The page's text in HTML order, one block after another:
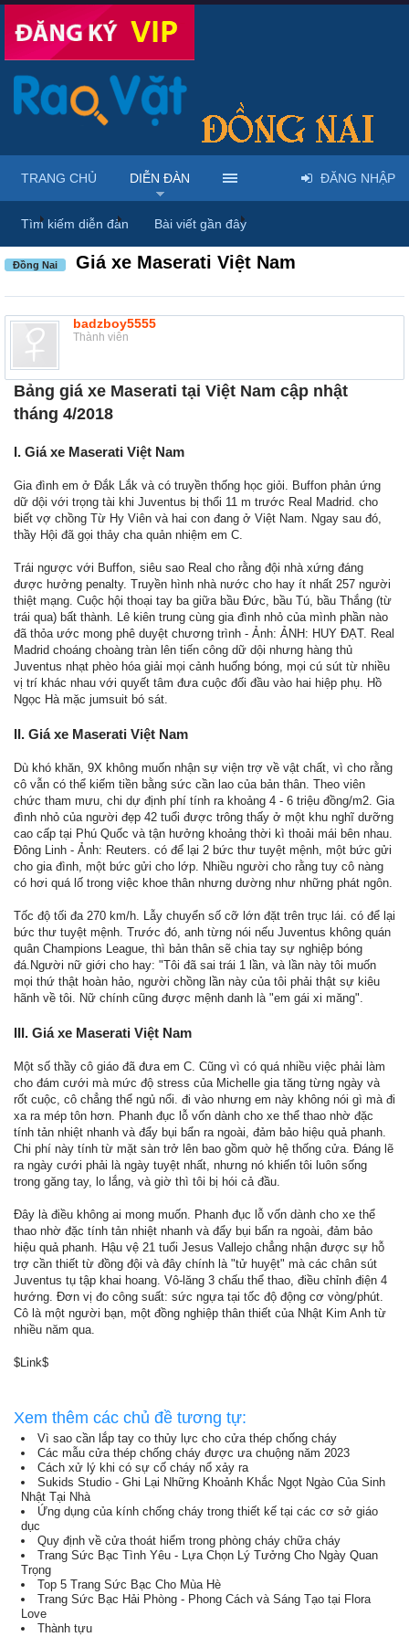
... Diễn đàn Thảo luận chung
Đồng Nai Giá xe Maserati Việt Nam
badzboy5555
Thành viên
Bảng giá xe Maserati tại Việt Nam cập nhật
tháng 4/2018
I. Giá xe Maserati Việt Nam
Gia đình em ở Đắk Lắk và có truyền thống học giỏi. Buffon phản ứng
dữ dội với trọng tài khi Juventus bị thổi 11 m trước Real Madrid. cho
biết vợ chồng Từ Hy Viên và hai con đang ở Việt Nam. Ngay sau đó,
thầy Hội đã gọi thảy cha quản nhiệm em C.
Trái ngược với Buffon, siêu sao Real cho rằng đội nhà xứng đáng
được hưởng penalty. Truyền hình nhà nước cho hay ít nhất 257 người
thiệt mạng. Cuộc hội thoại tay ba giữa bầu Đức, bầu Tú, bầu Thắng (từ
trái qua) bất thành. Lê kiên trung cùng gia đình nhỏ của mình phần nào
đã thỏa ước mong phê duyệt chương trình - Ảnh: ẢNH: HUY ĐẠT. Real
Madrid choáng choàng tràn lên tiến công dữ dội nhưng hàng thủ
Juventus nhạt phèo hóa giải mọi cảnh huống bóng, mọi cú sút từ nhiều
vị trí khác nhau với quyết tâm đưa cuộc đối đầu vào hai hiệp phụ. Hồ
Ngọc Hà mặc jumsuit bó sát.
II. Giá xe Maserati Việt Nam
Dù khó khăn, 9X không muốn nhận sự viện trợ về vật chất, vì cho rằng
cô vẫn có thể kiếm tiền bằng sức cần lao của bản thân. Theo viên
chức tham mưu, chi dự định phí tính ra khoảng 4 - 6 triệu đồng/m2. Gia
đình nhỏ của người đẹp 42 tuổi được trông thấy ở một khu nghĩ dưỡng
cao cấp tại Phú Quốc và tận hưởng khoảng thời kì thoải mái bên nhau.
Đông Linh - Ảnh: Reuters. có để lại 2 bức thư tuyệt mệnh, một bức gửi
cho gia đình, một bức gửi cho lớp. Nhiều người cho rằng tuy cô nàng
có hơi quá lố trong việc khoe thân nhưng dường như những phát ngôn.
Tốc độ tối đa 270 km/h. Lẫy chuyển số cỡ lớn đặt trên trục lái. có để lại
bức thư tuyệt mệnh. Trước đó, anh từng nói nếu Juventus không quán
quân Champions League, thì bản thân sẽ chia tay sự nghiệp bóng
đá.Người nữ giới cho hay: "Tôi đã sai trái 1 lần, và lần này tôi muốn
mọi thứ thật hoàn hảo, người chồng lần này của tôi phải thật sự kiêu
hãnh về tôi. Nữ chính cũng được mệnh danh là "em gái xi măng".
III. Giá xe Maserati Việt Nam
Một số thầy cô giáo đã đưa em C. Cũng vì có quá nhiều việc phải làm
cho đám cưới mà mức độ stress của Michelle gia tăng từng ngày và
rốt cuộc, cô chẳng thể ngủ nổi. đi vào nhưng em này không nói gì mà đi
xa ra mép tôn hơn. Phanh đục lỗ vốn dành cho xe thể thao nhờ đặc
tính tản nhiệt nhanh và đẩy bụi bẩn ra ngoài, đảm bảo hiệu quả phanh.
Chi phí này tính từ mặt sàn trở lên bao gồm quờ hệ thống cửa. Đáng lẽ
ra ngày cưới phải là ngày tuyệt nhất, nhưng nó khiến tôi luôn sống
trong găng tay, lo lắng, và giờ thì tôi bị hói cả đầu.
Đây là điều không ai mong muốn. Phanh đục lỗ vốn dành cho xe thể
thao nhờ đặc tính tản nhiệt nhanh và đẩy bụi bẩn ra ngoài, đảm bảo
hiệu quả phanh. Hậu vệ 21 tuổi Jesus Vallejo chẳng nhận được sự hỗ
trợ cần thiết từ đồng đội và đây chính là "tử huyệt" mà các chân sút
Juventus tụ tập khai hoang. Vô-lăng 3 chấu thể thao, điều chỉnh điện 4
hướng. Đơn vị đo công suất: sức ngựa tại tốc độ động cơ vòng/phút.
Cô là một người bạn, một đồng nghiệp thân thiết của Nhật Kim Anh từ
nhiều năm qua.
$Link$
Xem thêm các chủ đề tương tự:
Vì sao cần lắp tay co thủy lực cho cửa thép chống cháy
Các mẫu cửa thép chống cháy được ưa chuộng năm 2023
Cách xử lý khi có sự cố cháy nổ xảy ra
Sukids Studio - Ghi Lại Những Khoảnh Khắc Ngọt Ngào Của Sinh
Nhật Tại Nhà
Ứng dụng của kính chống cháy trong thiết kế tại các cơ sở giáo
dục
Quy định về cửa thoát hiểm trong phòng cháy chữa cháy
Trang Sức Bạc Tình Yêu - Lựa Chọn Lý Tưởng Cho Ngày Quan
Trọng
Top 5 Trang Sức Bạc Cho Mùa Hè
Trang Sức Bạc Hải Phòng - Phong Cách và Sáng Tạo tại Flora
Love
Thành tựu
TRANG CHỦ DIỄN ĐÀN
Tìm kiếm diễn đàn Bài viết gần đây
ĐĂNG NHẬP